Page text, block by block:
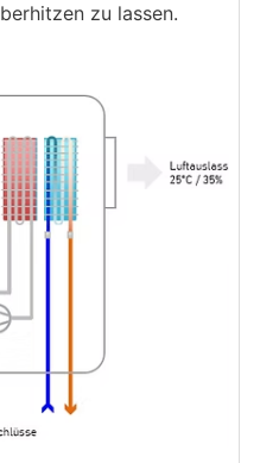
zu lassen.